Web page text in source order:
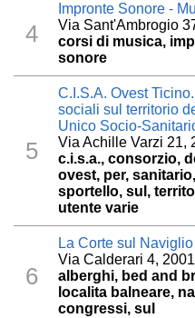
4
Impronte Sonore -
Via Sant'Ambrogio
corsi di musica,
sonore
5
C.I.S.A. Ovest
sociali sul territorio
Unico Socio-
Via Achille Varzi 21,
c.i.s.a., consorzio,
ovest, per,
sportello, sul,
utente varie
6
La Corte sul Naviglio
Via Calderari 4,
alberghi, bed and
localita balneare,
congressi, sul